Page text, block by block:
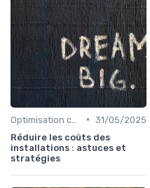
• 31/05/2025
Réduire les coûts des
installations : astuces et
stratégies